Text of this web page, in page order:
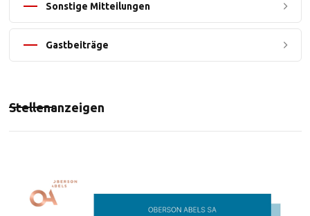
Sonstige Mitteilungen
Gastbeiträge
Stellenanzeigen